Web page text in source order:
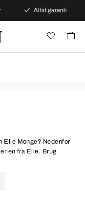
Altid garanti
Elle Monge? Nedenfor
fra Elle. Brug